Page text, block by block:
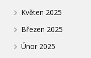
Květen 2025
Březen 2025
Únor 2025